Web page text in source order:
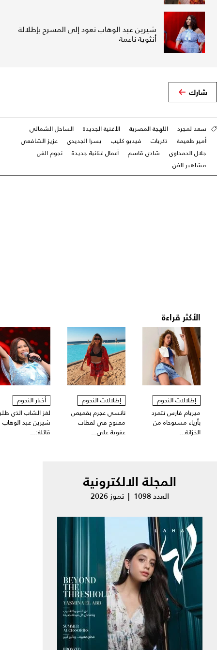
شيرين عبد الوهاب تعود إلى المسرح بإطلالة
أنثوية ناعمة
شارك
سعد لمجرد اللهجة المصرية الأغنية الجديدة
الساحل الشمالي
أمير طعيمة
ذكريات فيديو كليب يسرا الجديدي
عزيز الشافعي
جلال الحمداوي
شادي قاسم أعمال غنائية جديدة
نجوم الفن
مشاهير الفن
الأكثر قراءة
إطلالات النجوم
ميريام فارس تتمرد
بأزياء مستوحاة من
الخزانة...
إطلالات النجوم
نانسي عجرم بقميص
مفتوح في لقطات
عفوية على...
أخبار النجوم
لغز الشاب الذي
شيرين عبد الوهاب
قائلة:...
المجلة الالكترونية
العدد 1098 | تموز 2026